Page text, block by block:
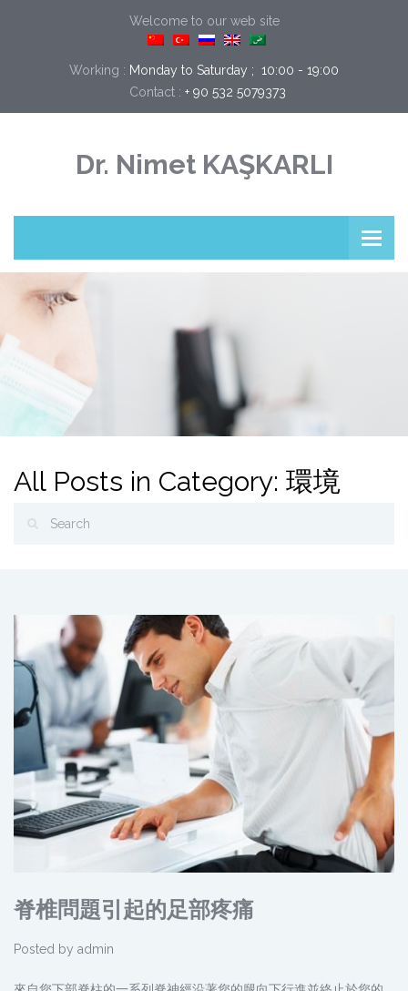
Welcome to our web site
Working : Monday to Saturday ;  10:00 - 19:00
Contact : + 90 532 5079373
Dr. Nimet KAŞKARLI
All Posts in Category: 環境
脊椎問題引起的足部疼痛
Posted by admin